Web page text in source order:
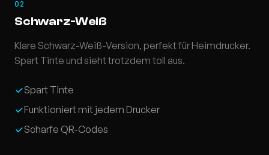
02
Schwarz-Weiß
Klare Schwarz-Weiß-Version, perfekt für Heimdrucker.
Spart Tinte und sieht trotzdem toll aus.
Spart Tinte
Funktioniert mit jedem Drucker
Scharfe QR-Codes